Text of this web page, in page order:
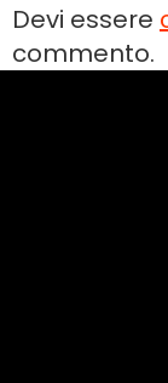
Devi essere
commento.